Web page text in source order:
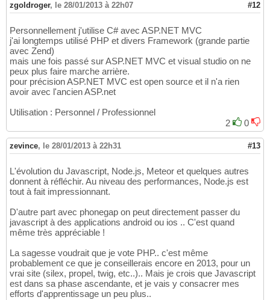
zgoldroger, le 28/01/2013 à 22h07 #12
Personnellement j'utilise C# avec ASP.NET MVC
j'ai longtemps utilisé PHP et divers Framework (grande partie
avec Zend)
mais une fois passé sur ASP.NET MVC et visual studio on ne
peux plus faire marche arrière.
pour précision ASP.NET MVC est open source et il n'a rien
avoir avec l'ancien ASP.net
Utilisation : Personnel / Professionnel
2
0
zevince, le 28/01/2013 à 22h31 #13
L'évolution du Javascript, Node.js, Meteor et quelques autres
donnent à réfléchir. Au niveau des performances, Node.js est
tout à fait impressionnant.
D'autre part avec phonegap on peut directement passer du
javascript à des applications android ou ios .. C'est quand
même très appréciable !
La sagesse voudrait que je vote PHP.. c'est même
probablement ce que je conseillerais encore en 2013, pour un
vrai site (silex, propel, twig, etc..).. Mais je crois que Javascript
est dans sa phase ascendante, et je vais y consacrer mes
efforts d'apprentissage un peu plus..